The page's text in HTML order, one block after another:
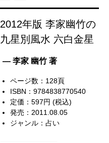
2012年版 李家幽竹の
九星別風水 六白金星
— 李家 幽竹 著
ページ数：128頁
ISBN：9784838770540
定価：597円 (税込)
発売：2011.08.05
ジャンル：占い